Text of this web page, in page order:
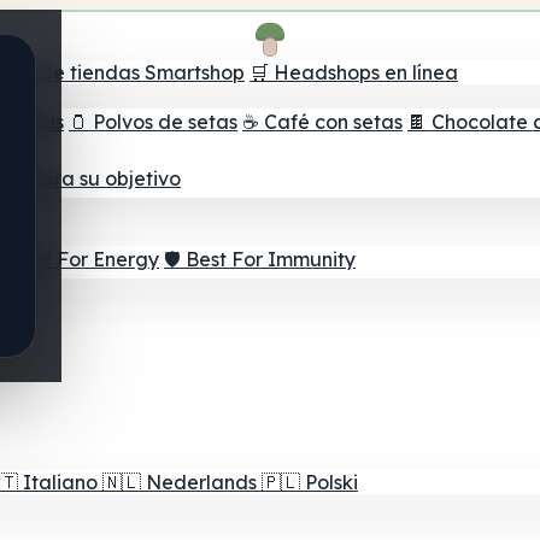
de tiendas Smartshop 🛒 Headshops en línea
setas 🫙 Polvos de setas ☕ Café con setas 🍫 Chocolate
para su objetivo
⚡ Best For Energy 🛡️ Best For Immunity
Italiano 🇳🇱 Nederlands 🇵🇱 Polski